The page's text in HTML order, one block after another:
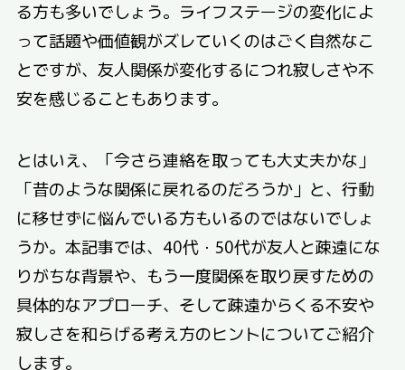
る方も多いでしょう。ライフステージの変化によ
って話題や価値観がズレていくのはごく自然なこ
とですが、友人関係が変化するにつれ寂しさや不
安を感じることもあります。
とはいえ、「今さら連絡を取っても大丈夫かな」
「昔のような関係に戻れるのだろうか」と、行動
に移せずに悩んでいる方もいるのではないでしょ
うか。本記事では、40代・50代が友人と疎遠にな
りがちな背景や、もう一度関係を取り戻すための
具体的なアプローチ、そして疎遠からくる不安や
寂しさを和らげる考え方のヒントについてご紹介
します。